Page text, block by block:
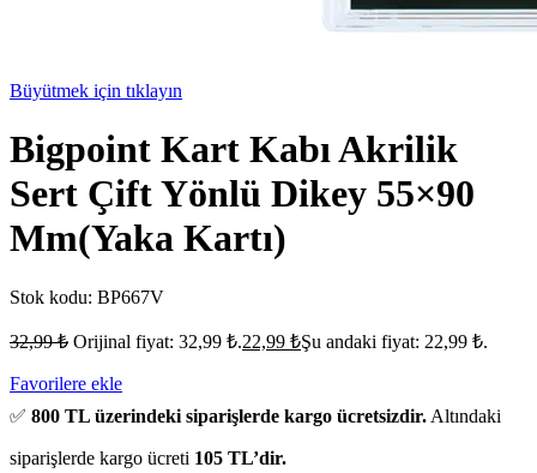
Büyütmek için tıklayın
Bigpoint Kart Kabı Akrilik
Sert Çift Yönlü Dikey 55×90
Mm(Yaka Kartı)
Stok kodu: BP667V
32,99₺ Orijinal fiyat: 32,99 ₺.22,99 ₺Şu andaki fiyat: 22,99 ₺.
Favorilere ekle
✅ 800 TL üzerindeki siparişlerde kargo ücretsizdir. Altındaki
siparişlerde kargo ücreti 105 TL’dir.